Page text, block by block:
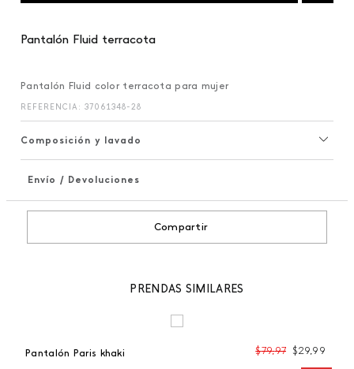
Pantalón Fluid terracota
Pantalón Fluid color terracota para mujer
REFERENCIA : 37061348-28
Composición y lavado
Envío / Devoluciones
Compartir
PRENDAS SIMILARES
Pantalón Paris khaki $79,97 $29,99